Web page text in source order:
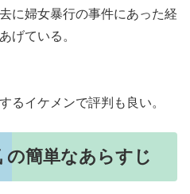
に婦女暴行の事件にあった経
げている。
るイケメンで評判も良い。
の簡単なあらすじ